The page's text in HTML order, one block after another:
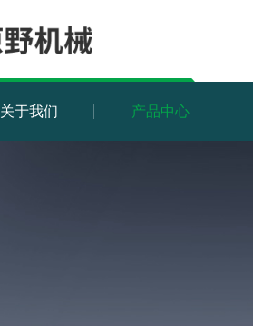
关于我们 产品中心